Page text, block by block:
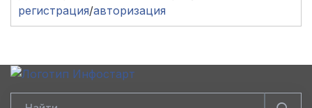
регистрация/авторизация